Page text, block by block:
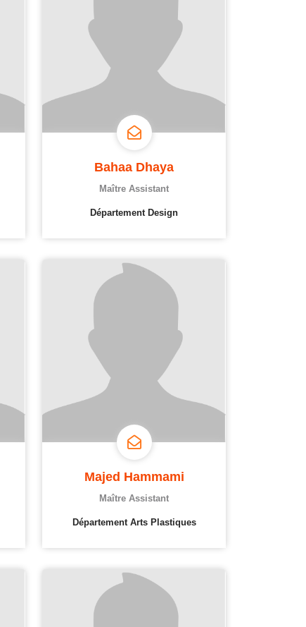
Bahaa Dhaya
Maître Assistant
Département Design
Majed Hammami
Maître Assistant
Département Arts Plastiques